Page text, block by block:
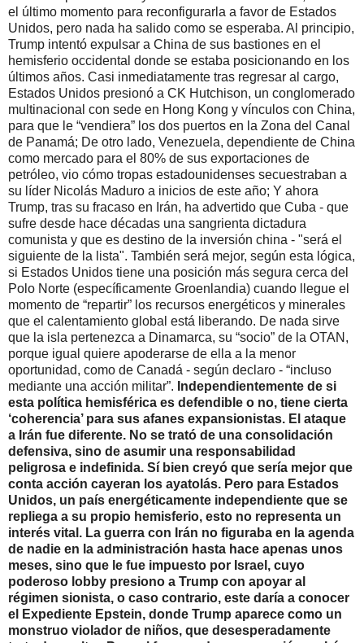
el último momento para reconfigurarla a favor de Estados
Unidos, pero nada ha salido como se esperaba. Al principio,
Trump intentó expulsar a China de sus bastiones en el
hemisferio occidental donde se estaba posicionando en los
últimos años. Casi inmediatamente tras regresar al cargo,
Estados Unidos presionó a CK Hutchison, un conglomerado
multinacional con sede en Hong Kong y vínculos con China,
para que le “vendiera” los dos puertos en la Zona del Canal
de Panamá; De otro lado, Venezuela, dependiente de China
como mercado para el 80% de sus exportaciones de
petróleo, vio cómo tropas estadounidenses secuestraban a
su líder Nicolás Maduro a inicios de este año; Y ahora
Trump, tras su fracaso en Irán, ha advertido que Cuba - que
sufre desde hace décadas una sangrienta dictadura
comunista y que es destino de la inversión china - "será el
siguiente de la lista". También será mejor, según esta lógica,
si Estados Unidos tiene una posición más segura cerca del
Polo Norte (específicamente Groenlandia) cuando llegue el
momento de “repartir” los recursos energéticos y minerales
que el calentamiento global está liberando. De nada sirve
que la isla pertenezca a Dinamarca, su “socio” de la OTAN,
porque igual quiere apoderarse de ella a la menor
oportunidad, como de Canadá - según declaro - “incluso
mediante una acción militar”. Independientemente de si
esta política hemisférica es defendible o no, tiene cierta
‘coherencia’ para sus afanes expansionistas. El ataque
a Irán fue diferente. No se trató de una consolidación
defensiva, sino de asumir una responsabilidad
peligrosa e indefinida. Sí bien creyó que sería mejor que
conta acción cayeran los ayatolás. Pero para Estados
Unidos, un país energéticamente independiente que se
repliega a su propio hemisferio, esto no representa un
interés vital. La guerra con Irán no figuraba en la agenda
de nadie en la administración hasta hace apenas unos
meses, sino que le fue impuesto por Israel, cuyo
poderoso lobby presiono a Trump con apoyar al
régimen sionista, o caso contrario, este daría a conocer
el Expediente Epstein, donde Trump aparece como un
monstruo violador de niños, que desesperadamente